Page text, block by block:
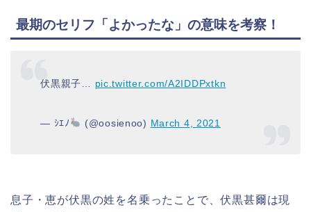
最期のセリフ「よかったな」の意味を考察！
伏黒親子… pic.twitter.com/A2IDDPxtkn
— ｼｴﾉ (@oosienoo) March 4, 2021
息子・恵が伏黒の姓を名乗ったことで、伏黒甚爾は現